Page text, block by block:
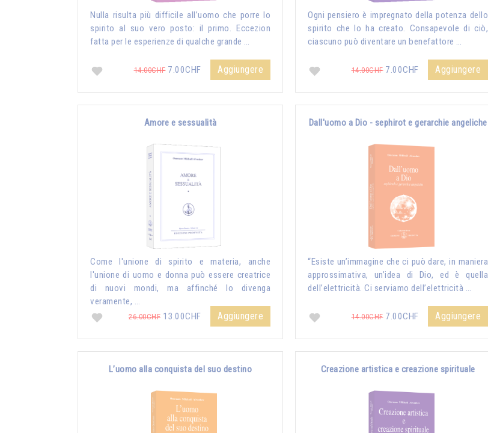
Nulla risulta più difficile all’uomo che porre lo
spirito al suo vero posto: il primo. Eccezion
fatta per le esperienze di qualche grande …
14.00CHF7.00CHF Aggiungere
Ogni pensiero è impregnato della potenza dello
spirito che lo ha creato. Consapevole di ciò,
ciascuno può diventare un benefattore …
14.00CHF7.00CHF Aggiungere
Amore e sessualità
Come l'unione di spirito e materia, anche
l'unione di uomo e donna può essere creatrice
di nuovi mondi, ma affinché lo divenga
veramente, …
26.00CHF 13.00CHF Aggiungere
Dall'uomo a Dio - sephirot e gerarchie angeliche
“Esiste un’immagine che ci può dare, in maniera
approssimativa, un’idea di Dio, ed è quella
dell’elettricità. Ci serviamo dell’elettricità …
14.00CHF7.00CHF Aggiungere
L’uomo alla conquista del suo destino Creazione artistica e creazione spirituale